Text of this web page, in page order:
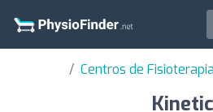
Centros de
Kinetic